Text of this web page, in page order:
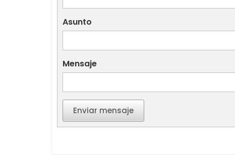
Asunto
Mensaje
Enviar mensaje